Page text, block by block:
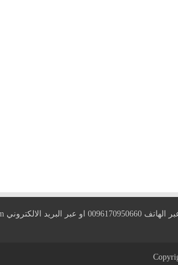
او عبر البريد الالكتروني